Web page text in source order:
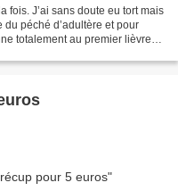
fois. J’ai sans doute eu tort mais
péché d’adultère et pour
totalement au premier lièvre